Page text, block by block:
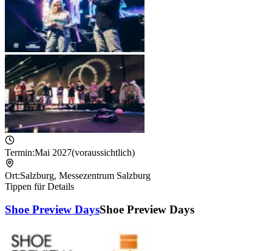
Termin:Mai 2027(voraussichtlich)
Ort:Salzburg, Messezentrum Salzburg
Tippen für Details
Shoe Preview DaysShoe Preview Days